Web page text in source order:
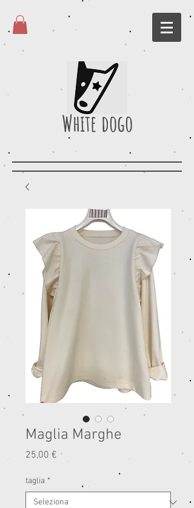
White dogo
Maglia Marghe
25,00 € Prezzo
taglia *